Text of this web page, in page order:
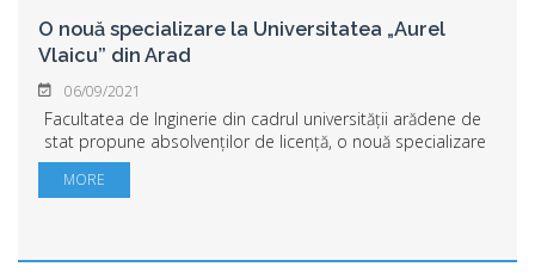
O nouă specializare la Universitatea „Aurel
Vlaicu” din Arad
06/09/2021
Facultatea de Inginerie din cadrul universității arădene de
stat propune absolvenților de licență, o nouă specializare
pentru studii masterale Ingineria și managementul calității.
Un domeniu foarte of...
MORE